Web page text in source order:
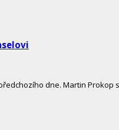
dne. Martin